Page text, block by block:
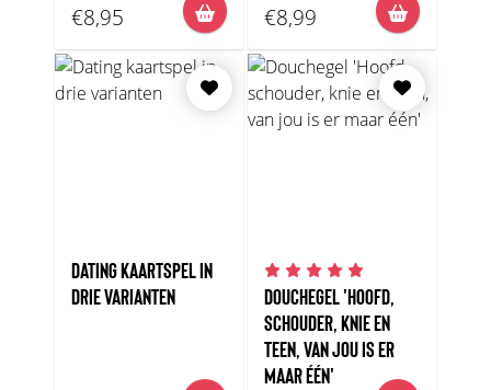
€8,95 €8,99
DATING KAARTSPEL IN
DRIE VARIANTEN
DOUCHEGEL 'HOOFD,
SCHOUDER, KNIE EN
TEEN, VAN JOU IS ER
MAAR ÉÉN'